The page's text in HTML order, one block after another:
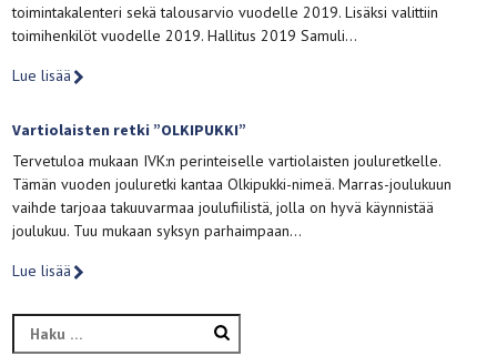
toimintakalenteri sekä talousarvio vuodelle 2019. Lisäksi valittiin
toimihenkilöt vuodelle 2019. Hallitus 2019 Samuli…
Lue lisää
Vartiolaisten retki ”OLKIPUKKI”
Tervetuloa mukaan IVK:n perinteiselle vartiolaisten jouluretkelle.
Tämän vuoden jouluretki kantaa Olkipukki-nimeä. Marras-joulukuun
vaihde tarjoaa takuuvarmaa joulufiilistä, jolla on hyvä käynnistää
joulukuu. Tuu mukaan syksyn parhaimpaan…
Lue lisää
Haku: